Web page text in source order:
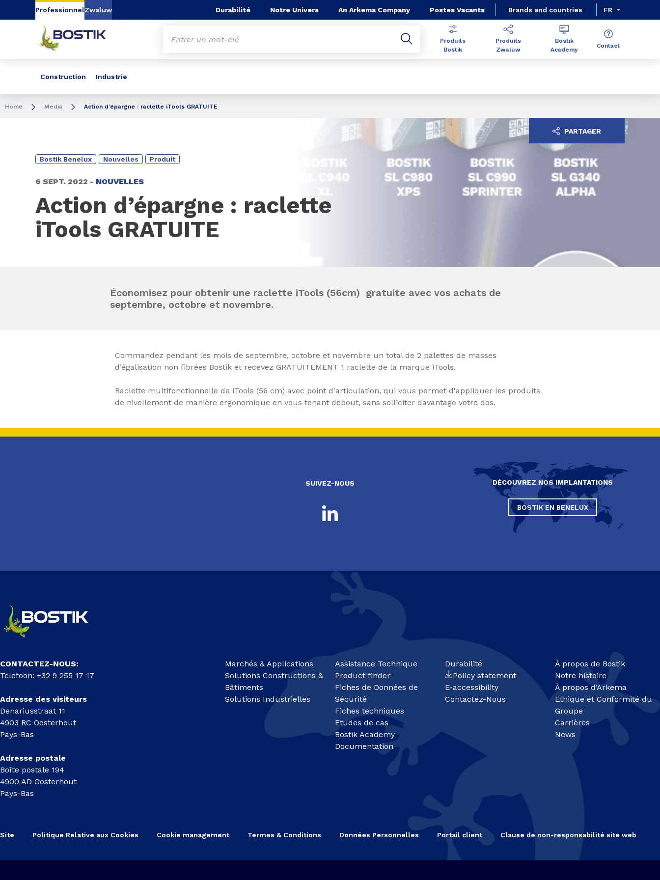
Aller au contenu Aller au menu Aller à la recherche
ProfessionnelZwaluw Durabilité Notre Univers An Arkema Company Postes Vacants Brands and countries FR
Construction Industrie
Produits
Bostik
Produits
Zwaluw
Bostik
Academy
Contact
Home Media Action d’épargne : raclette iTools GRATUITE
Bostik Benelux Nouvelles Produit
6 SEPT. 2022 - NOUVELLES
Action d’épargne : raclette
iTools GRATUITE
PARTAGER
Économisez pour obtenir une raclette iTools (56cm) gratuite avec vos achats de
septembre, octobre et novembre.
Commandez pendant les mois de septembre, octobre et novembre un total de 2 palettes de masses
d’égalisation non fibrées Bostik et recevez GRATUITEMENT 1 raclette de la marque iTools.
Raclette multifonctionnelle de iTools (56 cm) avec point d'articulation, qui vous permet d'appliquer les produits
de nivellement de manière ergonomique en vous tenant debout, sans solliciter davantage votre dos.
SUIVEZ-NOUS DÉCOUVREZ NOS IMPLANTATIONS
BOSTIK EN BENELUX
CONTACTEZ-NOUS:
Telefoon: +32 9 255 17 17
Adresse des visiteurs
Denariusstraat 11
4903 RC Oosterhout
Pays-Bas
Adresse postale
Boîte postale 194
4900 AD Oosterhout
Pays-Bas
Marchés & Applications
Solutions Constructions &
Bâtiments
Solutions Industrielles
Assistance Technique
Product finder
Fiches de Données de
Sécurité
Fiches techniques
Etudes de cas
Bostik Academy
Documentation
Durabilité
Policy statement
E-accessibility
Contactez-Nous
À propos de Bostik
Notre histoire
À propos d’Arkema
Ethique et Conformité du
Groupe
Carrières
News
Site Politique Relative aux Cookies Cookie management Termes & Conditions Données Personnelles Portail client Clause de non-responsabilité site web